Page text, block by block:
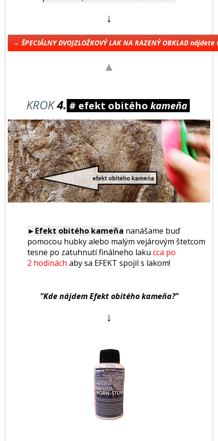
↓
→ ŠPECIÁLNY DVOJZLOŽKOVÝ LAK NA RAZENÝ OBKLAD
▲
KROK4. # efekt obitého kameňa
►Efekt obitého kameňa nanášame buď
pomocou hubky alebo malým vejárovým štetcom
tesne po zatuhnutí finálneho laku cca po
2 hodinách aby sa EFEKT spojil s lakom!
"Kde nájdem Efekt obitého kameňa?"
↓